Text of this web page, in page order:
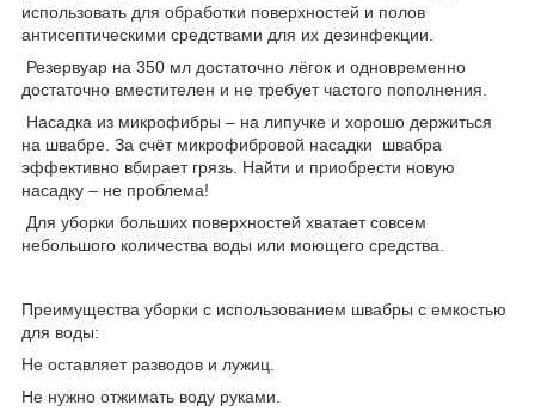
использовать для обработки поверхностей и полов
антисептическими средствами для их дезинфекции.
Резервуар на 350 мл достаточно лёгок и одновременно
достаточно вместителен и не требует частого пополнения.
Насадка из микрофибры – на липучке и хорошо держиться
на швабре. За счёт микрофибровой насадки швабра
эффективно вбирает грязь. Найти и приобрести новую
насадку – не проблема!
Для уборки больших поверхностей хватает совсем
небольшого количества воды или моющего средства.
Преимущества уборки с использованием швабры с емкостью
для воды:
Не оставляет разводов и лужиц.
Не нужно отжимать воду руками.